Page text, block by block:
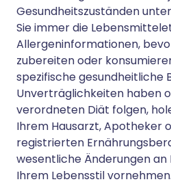
Gesundheitszuständen
Sie immer die
Allergeninformationen,
zubereiten oder
spezifische gesundheitliche
Unverträglichkeiten haben
verordneten Diät folgen,
Ihrem Hausarzt, Apotheker
registrierten
wesentliche Änderungen
Ihrem Lebensstil vornehmen.